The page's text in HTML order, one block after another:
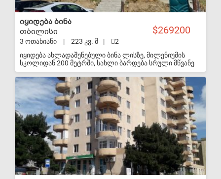
269200
იყიდება ბინა
თბილისი
3 ოთახიანი | 223 კვ. მ |
2
იყიდება ახლადაშენებული ბინა ლისზე, მილენიუმის
სკოლიდან 200 მეტრში, სახლი ბარდება სრული მწვანე
კარკასით, საერთო ფართი 223( საცხ. ფართი + ეზო 135
კვ.მ; შიდა ტიხრები კეთდება მყიდველის
სურვილისამებრ, ფასში შედის ყველა გარე
კომუნიკაციის საფასური. მის: ლისი, ზარწემის ქუჩა 16.
მშენებლობა დასრულებულია. პროექტის პარტნიორია
სს "საქართველოს ბანკი", შესაძლებელია
გრძელვადიანი სესხით შეძენა.
S-VIP